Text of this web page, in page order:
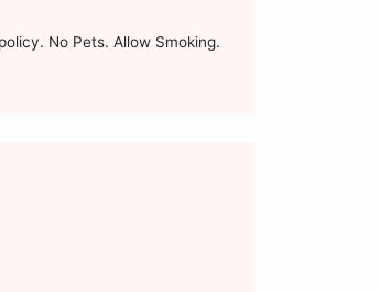
No Pets. Allow Smoking.